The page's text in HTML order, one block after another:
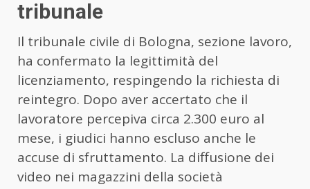
tribunale
Il tribunale civile di Bologna, sezione lavoro,
ha confermato la legittimità del
licenziamento, respingendo la richiesta di
reintegro. Dopo aver accertato che il
lavoratore percepiva circa 2.300 euro al
mese, i giudici hanno escluso anche le
accuse di sfruttamento. La diffusione dei
video nei magazzini della società